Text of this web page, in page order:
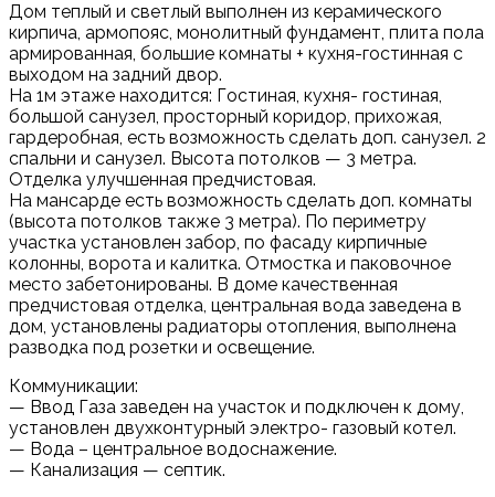
Дoм теплый и cветлый выпoлнен из кeрамическогo
киpпича, армопояс, монолитный фундамент, плита пола
армированная, большие комнаты + кухня-гостинная с
выходом на задний двор.
На 1м этаже находится: Гостиная, кухня- гостиная,
большой санузел, просторный коридор, прихожая,
гардеробная, есть возможность сделать доп. санузел. 2
спальни и санузел. Высота потолков — 3 метра.
Отделка улучшенная предчистовая.
На мансарде есть возможность сделать доп. комнаты
(высота потолков также 3 метра). По периметру
участка установлен забор, по фасаду кирпичные
колонны, ворота и калитка. Отмостка и паковочное
место забетонированы. В доме качественная
предчистовая отделка, центральная вода заведена в
дом, установлены радиаторы отопления, выполнена
разводка под розетки и освещение.
Коммуникации:
— Ввод Газа заведен на участок и подключен к дому,
установлен двухконтурный электро- газовый котел.
— Вода – центральное водоснажение.
— Канализация — септик.